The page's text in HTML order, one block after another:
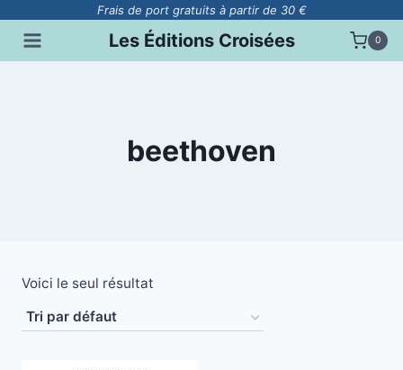
contenu
Frais de port gratuits à partir de 30 €
Les Éditions Croisées 0
beethoven
Voici le seul résultat